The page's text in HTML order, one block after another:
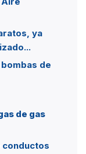
ya
de
de gas
conductos